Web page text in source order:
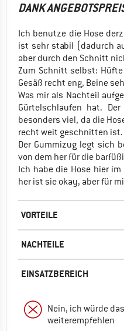
DANK
Ich benutze die Hose
ist sehr stabil (dadurch
aber durch den Schnitt
Zum Schnitt selbst:
Gesäß recht eng, Beine
Was mir als Nachteil
Gürtelschlaufen hat.
besonders viel, da die
recht weit geschnitten ist.
Der Gummizug legt sich
von dem her für die
Ich habe die Hose hier
her ist sie okay, aber für
VORTEILE
NACHTEILE
EINSATZBEREICH
Nein, ich würde
weiterempfehlen